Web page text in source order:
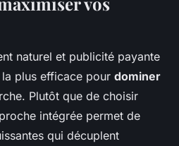
naturel et publicité payante
plus efficace pour dominer
Plutôt que de choisir
intégrée permet de
qui décuplent